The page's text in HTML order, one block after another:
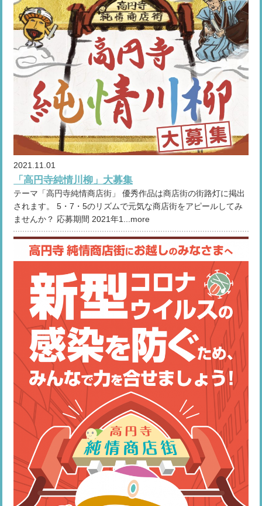
2021.11.01
「高円寺純情川柳」大募集
テーマ「高円寺純情商店街」 優秀作品は商店街の街路灯に掲出
されます。 5・7・5のリズムで元気な商店街をアピールしてみ
ませんか？ 応募期間 2021年1...more